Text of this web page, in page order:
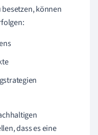
können
dass es eine